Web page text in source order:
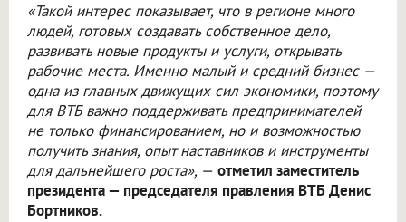
«Такой интерес показывает, что в регионе много
людей, готовых создавать собственное дело,
развивать новые продукты и услуги, открывать
рабочие места. Именно малый и средний бизнес —
одна из главных движущих сил экономики, поэтому
для ВТБ важно поддерживать предпринимателей
не только финансированием, но и возможностью
получить знания, опыт наставников и инструменты
для дальнейшего роста», — отметил заместитель
президента — председателя правления ВТБ Денис
Бортников.